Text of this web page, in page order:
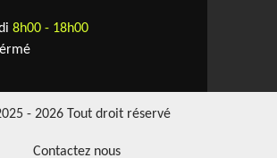
8h00 - 18h00
- 2026 Tout droit réservé
Contactez nous